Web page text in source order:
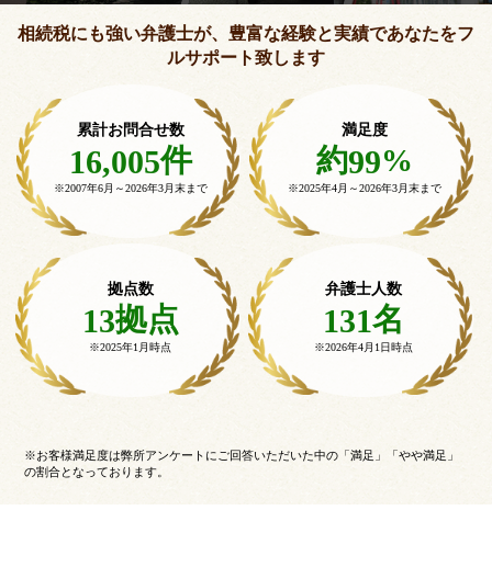
相続税にも強い弁護士が、豊富な経験と実績であなたをフ
ルサポート致します
累計お問合せ数
16,005件
※2007年6月～2026年3月末まで
満足度
約99%
※2025年4月～2026年3月末まで
拠点数
13拠点
※2025年1月時点
弁護士人数
131名
※2026年4月1日時点
※お客様満足度は弊所アンケートにご回答いただいた中の「満足」「やや満足」
の割合となっております。